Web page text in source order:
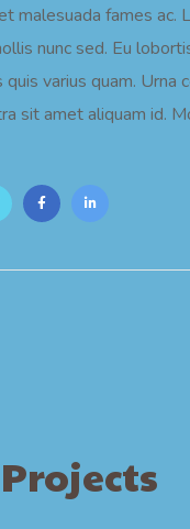
malesuada fames ac.
nunc sed. Eu
quis varius quam.
sit amet aliquam id.